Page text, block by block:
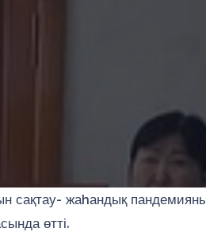
жаhандық пандемияны
өтті.